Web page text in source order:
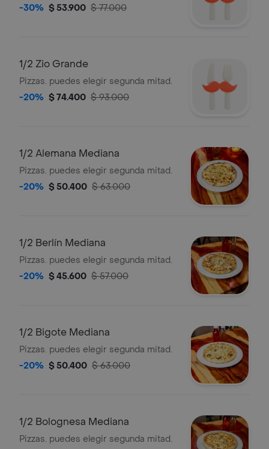
-30% $ 53.900 $ 77.000
1/2 Zio Grande
Pizzas. puedes elegir segunda mitad.
-20% $ 74.400 $ 93.000
1/2 Alemana Mediana
Pizzas. puedes elegir segunda mitad.
-20% $ 50.400 $ 63.000
1/2 Berlín Mediana
Pizzas. puedes elegir segunda mitad.
-20% $ 45.600 $ 57.000
1/2 Bigote Mediana
Pizzas. puedes elegir segunda mitad.
-20% $ 50.400 $ 63.000
1/2 Bolognesa Mediana
Pizzas. puedes elegir segunda mitad.